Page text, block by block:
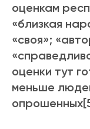
оценкам
«близкая
«своя»;
оценки тут
меньше